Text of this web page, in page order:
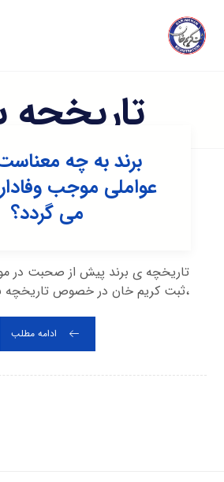
تاریخچه
برند به چه
عواملی موجب
می گردد؟
تاریخچه ی برند پیش از صحبت در
،ثبت کریم خان در خصوص تاریخچه
ادامه مطلب